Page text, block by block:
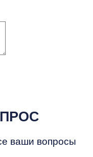
ваши вопросы